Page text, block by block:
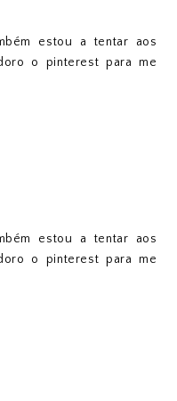
estou a tentar aos
o pinterest para me
estou a tentar aos
o pinterest para me